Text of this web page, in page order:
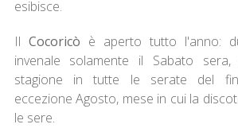
esibisce.
Il Cocoricò è aperto tutto l'anno:
invenale solamente il Sabato
stagione in tutte le serate del
eccezione Agosto, mese in cui la
le sere.